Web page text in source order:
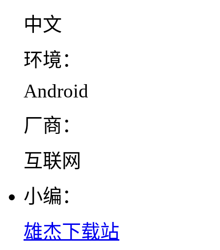
中文
环境：
Android
厂商：
互联网
小编：
雄杰下载站